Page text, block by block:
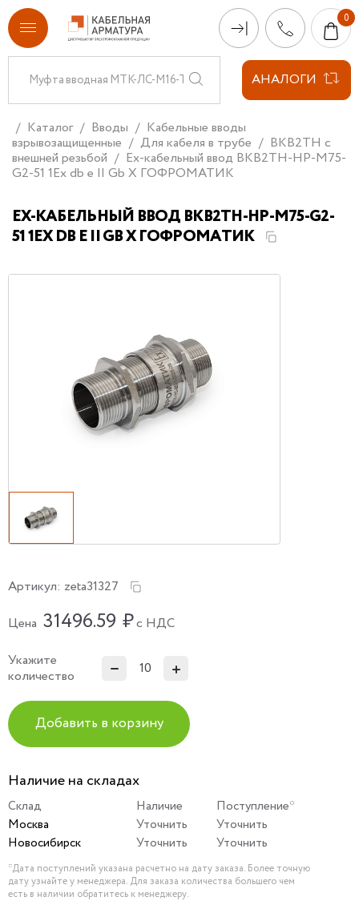
АНАЛОГИ
Каталог Вводы
Кабельные вводы
взрывозащищенные
Для кабеля в трубе
ВКВ2ТН с
внешней резьбой
Ех-кабельный ввод ВКВ2ТН-НР-М75-
G2-51 1Ex db e II Gb X ГОФРОМАТИК
ЕХ-КАБЕЛЬНЫЙ ВВОД ВКВ2ТН-НР-М75-G2-
51 1EX DB E II GB X ГОФРОМАТИК
Артикул: zeta31327
Цена 31496.59 ₽с НДС
Укажите
количество
Добавить в корзину
Наличие на складах
Склад Наличие
Поступление*
Москва
Уточнить
Уточнить
Новосибирск
Уточнить Уточнить
*Дата поступлений указана расчетно на дату заказа. Более точную
дату узнайте у менеджера. Для заказа количества большего чем
есть в наличии обратитесь к менеджеру.